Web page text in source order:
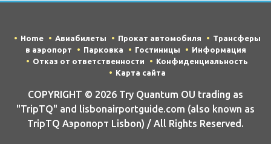
Home Авиабилеты Прокат автомобиля
Трансферы
в аэропорт
Парковка Гостиницы
Информация
Отказ от ответственности
Конфиденциальность
Карта сайта
COPYRIGHT © 2026 Try Quantum OU trading as
"TripTQ" and lisbonairportguide.com (also known as
TripTQ Аэропорт Lisbon) / All Rights Reserved.